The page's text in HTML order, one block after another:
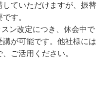
していただけますが、振替
す。
ン改定につき、休会中で
が可能です。他社様には
ご活用ください。